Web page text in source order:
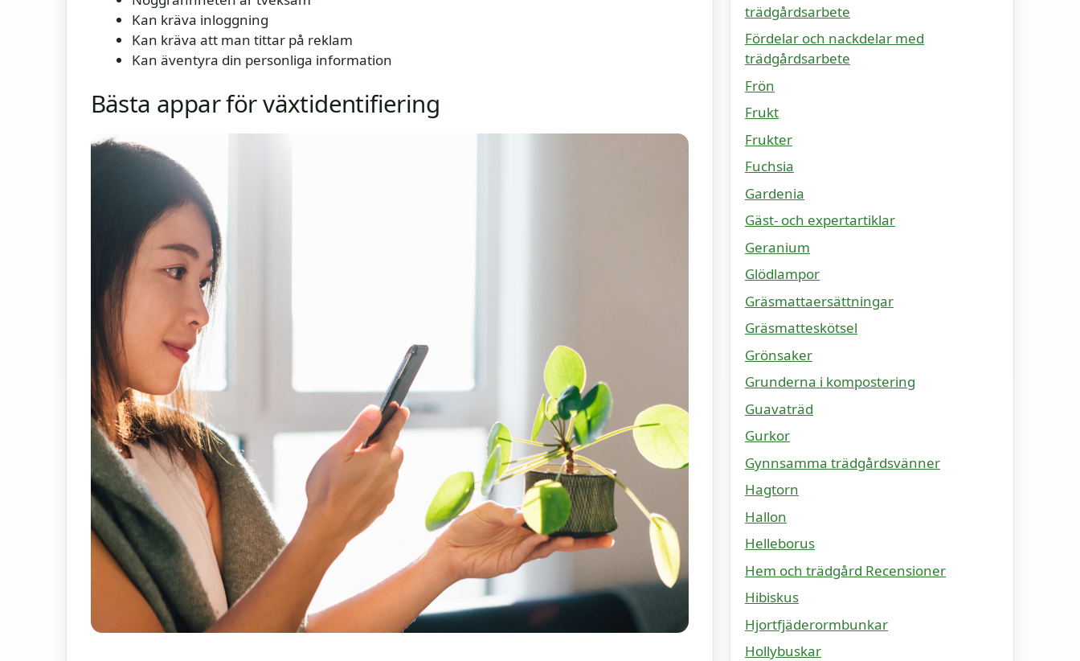
Kan kräva inloggning
Kan kräva att man tittar på reklam
Kan äventyra din personliga information
Bästa appar för växtidentifiering
trädgårdsarbete
Fördelar och nackdelar med
trädgårdsarbete
Frön
Frukt
Frukter
Fuchsia
Gardenia
Gäst- och expertartiklar
Geranium
Glödlampor
Gräsmattaersättningar
Gräsmatteskötsel
Grönsaker
Grunderna i kompostering
Guavaträd
Gurkor
Gynnsamma trädgårdsvänner
Hagtorn
Hallon
Helleborus
Hem och trädgård Recensioner
Hibiskus
Hjortfjäderormbunkar
Hollybuskar